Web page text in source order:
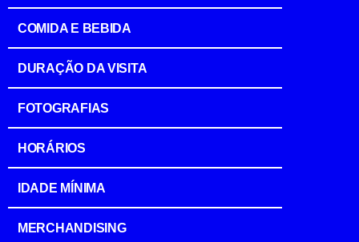
COMIDA E BEBIDA
DURAÇÃO DA VISITA
FOTOGRAFIAS
HORÁRIOS
IDADE MÍNIMA
MERCHANDISING